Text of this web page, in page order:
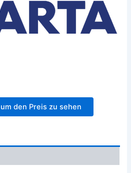
den Preis zu sehen